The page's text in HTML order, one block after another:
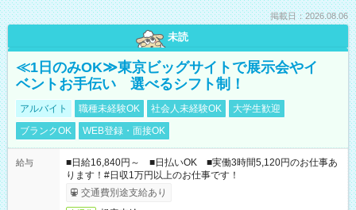
掲載日：2026.08.06
未読
≪1日のみOK≫東京ビッグサイトで展示会やイ
ベントお手伝い 選べるシフト制！
アルバイト 職種未経験OK 社会人未経験OK
大学生歓迎
ブランクOK
WEB登録・面接OK
給与
■日給16,840円～ ■日払いOK ■実働3時間5,120円のお仕事あ
ります！#日収1万円以上のお仕事です！
交通費別途支給あり